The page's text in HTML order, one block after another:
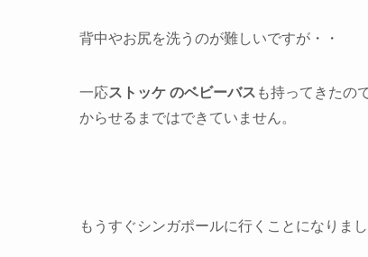
背中やお尻を洗うのが難しいですが・・
一応ストッケ のベビーバス も持ってきたの
からせるまではできていません。
もうすぐシンガポールに行くことになりまし